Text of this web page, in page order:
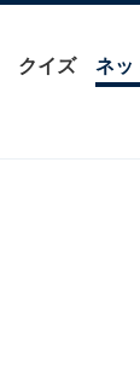
クイズ ネッ